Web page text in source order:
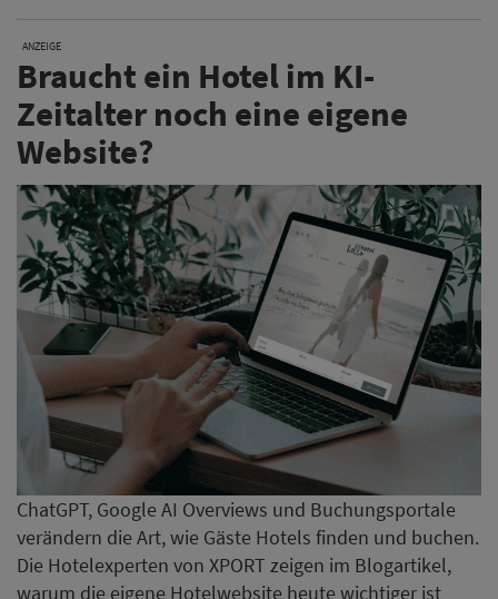
ANZEIGE
Braucht ein Hotel im KI-
Zeitalter noch eine eigene
Website?
ChatGPT, Google AI Overviews und Buchungsportale
verändern die Art, wie Gäste Hotels finden und buchen.
Die Hotelexperten von XPORT zeigen im Blogartikel,
warum die eigene Hotelwebsite heute wichtiger ist